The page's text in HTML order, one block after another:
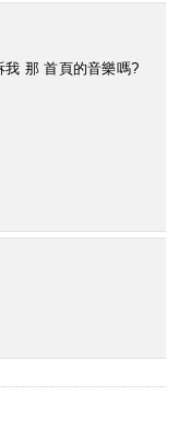
那 首頁的音樂嗎?